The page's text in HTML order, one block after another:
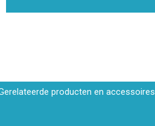
producten en accessoires